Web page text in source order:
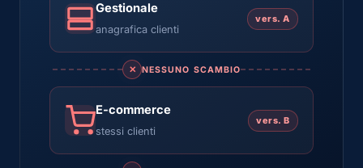
Gestionale
anagrafica clienti
vers. A
✕ NESSUNO SCAMBIO
E-commerce
stessi clienti
vers. B